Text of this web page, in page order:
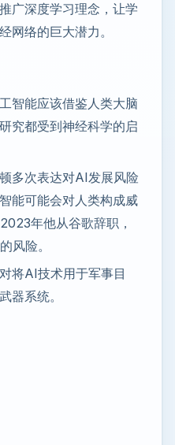
广深度学习理念，让学
网络的巨大潜力。
智能应该借鉴人类大脑
究都受到神经科学的启
多次表达对AI发展风险
能可能会对人类构成威
年他从谷歌辞职，
风险。
将AI技术用于军事目
器系统。